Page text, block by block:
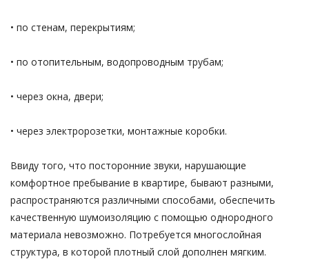
• по стенам, перекрытиям;
• по отопительным, водопроводным трубам;
• через окна, двери;
• через электророзетки, монтажные коробки.
Ввиду того, что посторонние звуки, нарушающие
комфортное пребывание в квартире, бывают разными,
распространяются различными способами, обеспечить
качественную шумоизоляцию с помощью однородного
материала невозможно. Потребуется многослойная
структура, в которой плотный слой дополнен мягким.